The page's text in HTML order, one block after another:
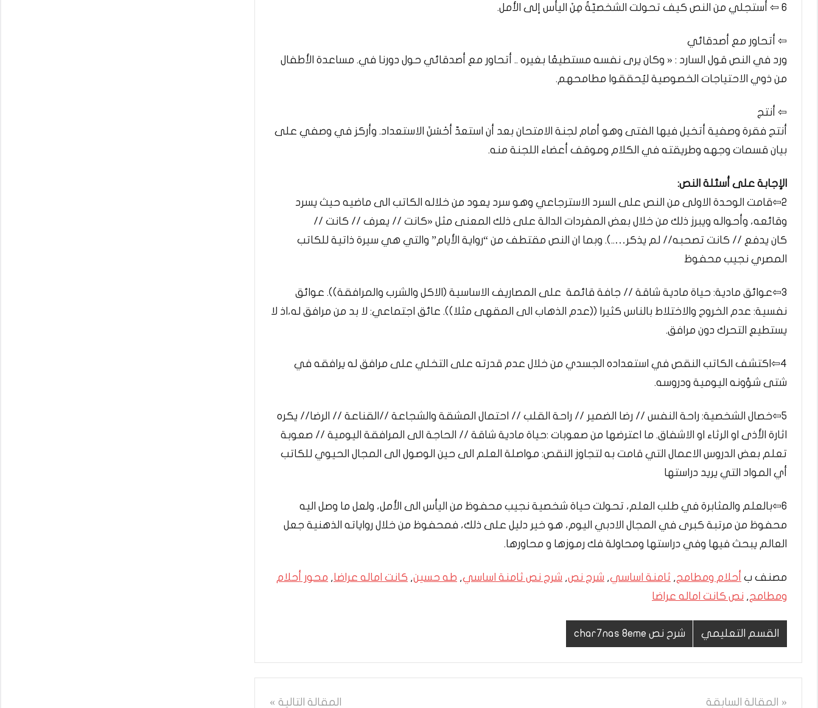
6 ⇦ أستجلي من النص كيف تحولت الشخصيّةُ مِنَ اليأس إلى الأمل.
⇦ أتحاور مع أصدقائي
ورد في النص قول السارد : « وكان يرى نفسه مستطيعًا بغيره .. أتحاور مع أصدقائي حول دورنا في. مساعدة الأطفال
من ذوي الاحتياجات الخصوصية ليُحققوا مطامحهم.
⇦ أنتج
أنتج فقرة وصفية أتخيل فيها الفتى وهو أمام لجنة الامتحان بعد أن استعدّ أحْسَنَ الاستعداد. وأركز في وصفي على
بيان قسمات وجهه وطريقته في الكلام وموقف أعضاء اللجنة منه.
الإجابة على أسئلة النص:
2⇦قامت الوحدة الاولى من النص على السرد الاسترجاعي وهو سرد يعود من خلاله الكاتب الى ماضيه حيث يسرد
وقائعه، وأحواله ويبرز ذلك من خلال بعض المفردات الدالة على ذلك المعنى مثل «كانت // يعرف // كانت //
كان يدفع // كانت تصحبه// لم يذكر…..). وبما ان النص مقتطف من “رواية الأيام” والتي هي سيرة ذاتية للكاتب
المصري نجيب محفوظ
3⇦عوائق مادية: حياة مادية شاقة // جافة قائمة على المصاريف الاساسية (الاكل والشرب والمرافقة)). عوائق
نفسية: عدم الخروج والاختلاط بالناس كثيرا ((عدم الذهاب الى المقهى مثلا)). عائق اجتماعي: لا بد من مرافق له،اذ لا
يستطيع التحرك دون مرافق.
4⇦اكتشف الكاتب النقص في استعداده الجسدي من خلال عدم قدرته على التخلي على مرافق له يرافقه في
شتى شؤونه اليومية ودروسه.
5⇦خصال الشخصية: راحة النفس // رضا الضمير // راحة القلب // احتمال المشقة والشجاعة //القناعة // الرضا// يكره
اثارة الأذى او الرثاء او الاشفاق. ما اعترضها من صعوبات :حياة مادية شاقة // الحاجة الى المرافقة اليومية // صعوبة
تعلم بعض الدروس الاعمال التي قامت به لتجاوز النقص: مواصلة العلم الى حين الوصول الى المجال الحيوي للكاتب
أي المواد التي يريد دراستها
6⇦بالعلم والمثابرة في طلب العلم، تحولت حياة شخصية نجيب محفوظ من اليأس الى الأمل، ولعل ما وصل اليه
محفوظ من مرتبة كبرى في المجال الادبي اليوم، هو خير دليل على ذلك، فمحفوظ من خلال رواياته الذهنية جعل
العالم يبحث فيها وفي دراستها ومحاولة فك رموزها و محاورها.
مصنف ب أحلام ومطامح, ثامنة اساسي, شرح نص, شرح نص ثامنة اساسي, طه حسين, كانت اماله عراضا, محور أحلام
ومطامح, نص كانت اماله عراضا
القسم التعليمي شرح نص char7nas 8eme
تصفّح
المقالة السابقة المقالة التالية